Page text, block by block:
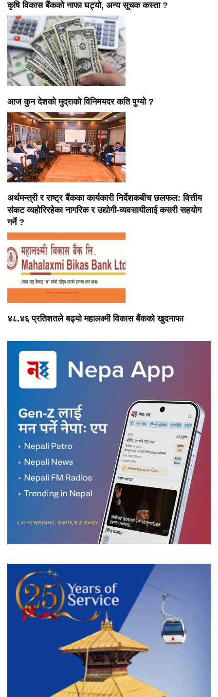
कृषि विकास बैंकको नाफा घट्यो, अन्य सूचक कस्ता ?
आज कुन देशको मुद्राको विनिमयदर कति पुग्यो ?
अर्थमन्त्री र राष्ट्र बैंकका कार्यकारी निर्देशकबीच छलफल: वित्तीय
संकट व्यहोरिरहेका नागरिक र उद्योगी-व्यवसायीलाई कसरी सहयोग
गर्ने ?
४८.४६ प्रतिशतले बढ्यो महालक्ष्मी विकास बैंकको खुदनाफा